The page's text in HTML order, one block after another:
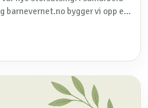
barnevernet.no bygger vi opp e...